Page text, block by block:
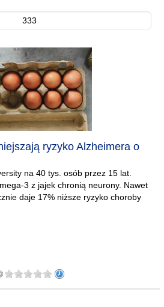
333
ryzyko Alzheimera o
na 40 tys. osób przez 15 lat.
3 z jajek chronią neurony. Nawet
daje 17% niższe ryzyko choroby